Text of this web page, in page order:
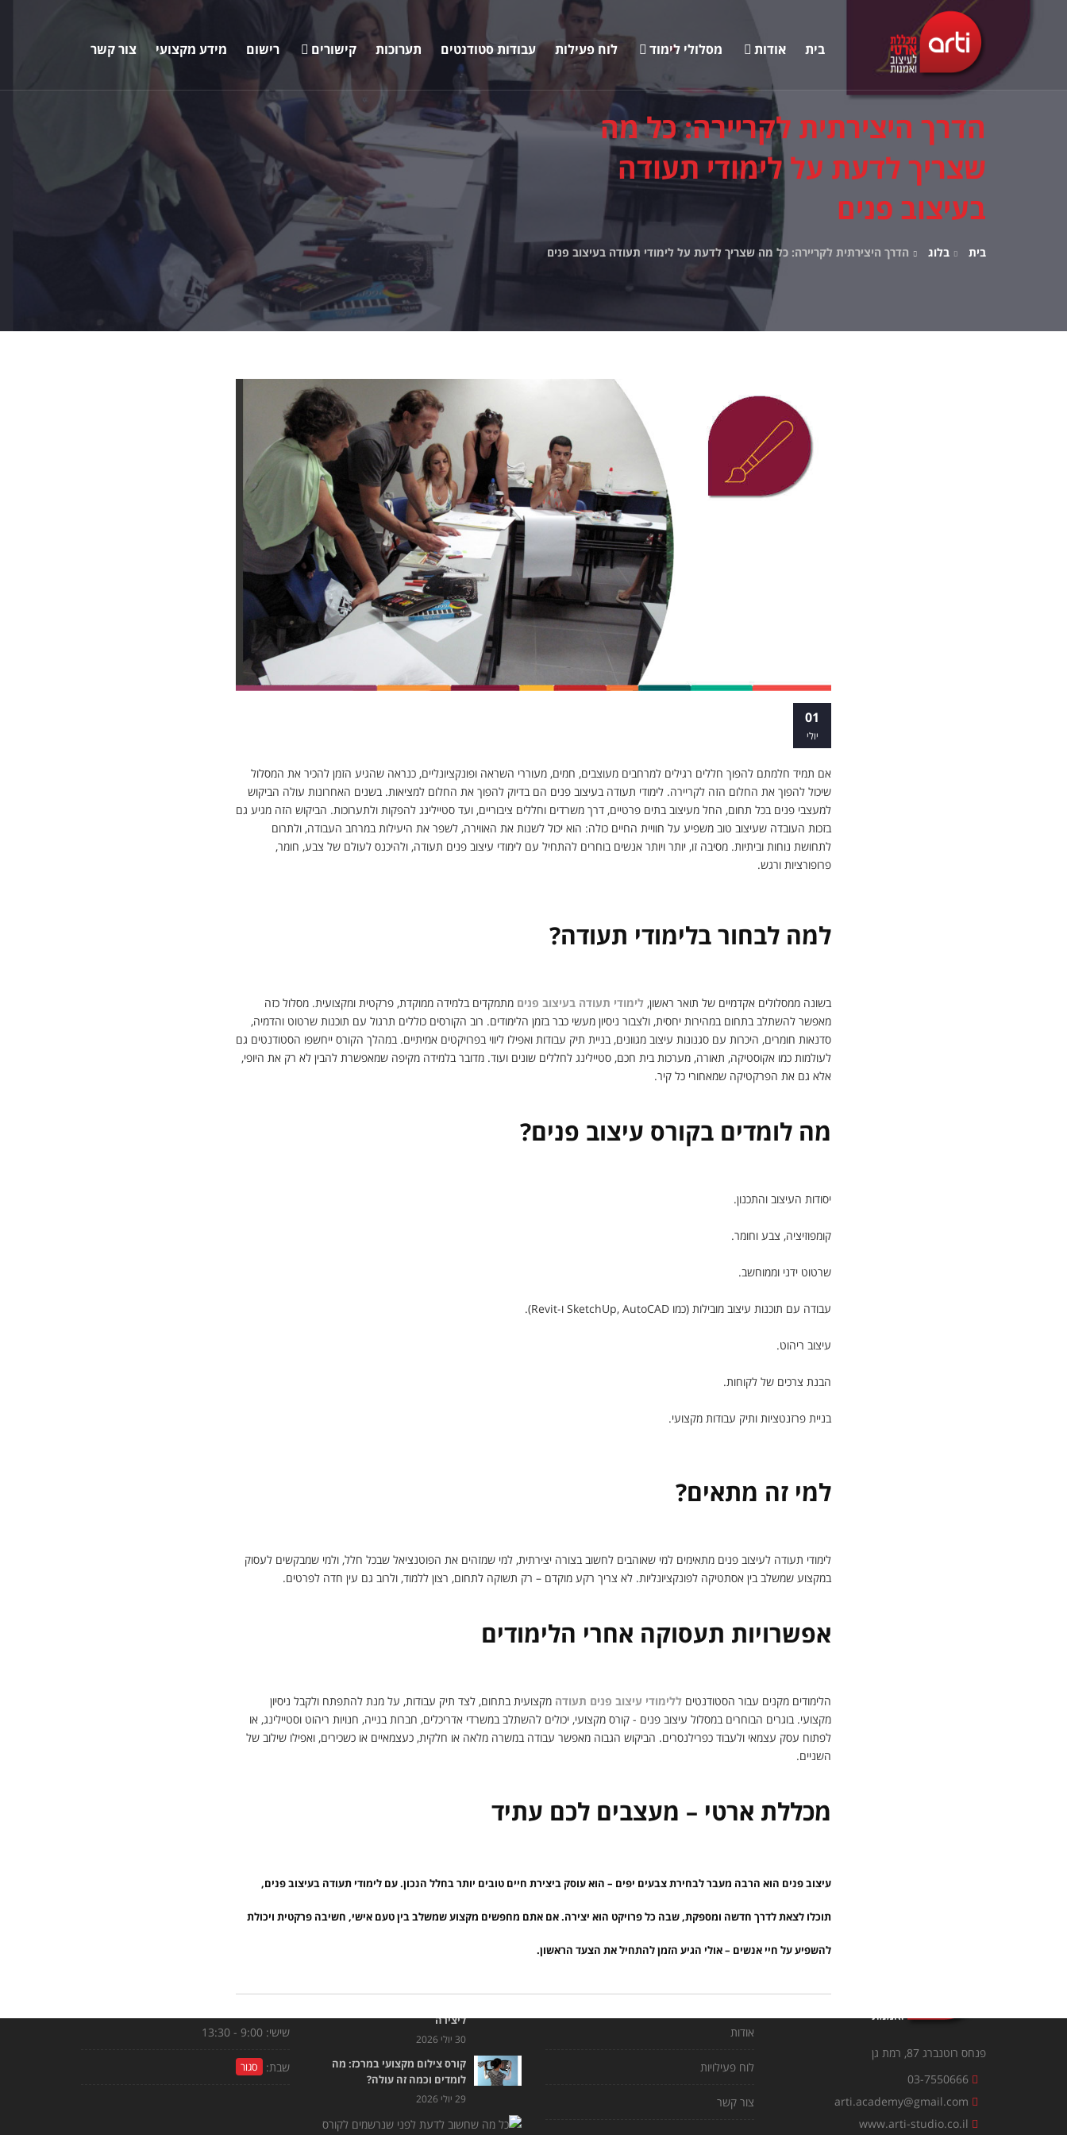
בית אודות מסלולי לימוד לוח פעילות עבודות סטודנטים תערוכות קישורים רישום מידע מקצועי צור קשר
הדרך היצירתית לקריירה: כל מה
שצריך לדעת על לימודי תעודה
בעיצוב פנים
בית בלוג הדרך היצירתית לקריירה: כל מה שצריך לדעת על לימודי תעודה בעיצוב פנים
01
יולי
אם תמיד חלמתם להפוך חללים רגילים למרחבים מעוצבים, חמים, מעוררי השראה ופונקציונליים, כנראה שהגיע הזמן להכיר את המסלול
שיכול להפוך את החלום הזה לקריירה. לימודי תעודה בעיצוב פנים הם בדיוק להפוך את החלום למציאות. בשנים האחרונות עולה הביקוש
למעצבי פנים בכל תחום, החל מעיצוב בתים פרטיים, דרך משרדים וחללים ציבוריים, ועד סטיילינג להפקות ולתערוכות. הביקוש הזה מגיע גם
בזכות העובדה שעיצוב טוב משפיע על חוויית החיים כולה: הוא יכול לשנות את האווירה, לשפר את היעילות במרחב העבודה, ולתרום
לתחושת נוחות וביתיות. מסיבה זו, יותר ויותר אנשים בוחרים להתחיל עם לימודי עיצוב פנים תעודה, ולהיכנס לעולם של צבע, חומר,
פרופורציות ורגש.
למה לבחור בלימודי תעודה?
בשונה ממסלולים אקדמיים של תואר ראשון, לימודי תעודה בעיצוב פנים מתמקדים בלמידה ממוקדת, פרקטית ומקצועית. מסלול כזה
מאפשר להשתלב בתחום במהירות יחסית, ולצבור ניסיון מעשי כבר בזמן הלימודים. רוב הקורסים כוללים תרגול עם תוכנות שרטוט והדמיה,
סדנאות חומרים, היכרות עם סגנונות עיצוב מגוונים, בניית תיק עבודות ואפילו ליווי בפרויקטים אמיתיים. במהלך הקורס ייחשפו הסטודנטים גם
לעולמות כמו אקוסטיקה, תאורה, מערכות בית חכם, סטיילינג לחללים שונים ועוד. מדובר בלמידה מקיפה שמאפשרת להבין לא רק את היופי,
אלא גם את הפרקטיקה שמאחורי כל קיר.
מה לומדים בקורס עיצוב פנים?
יסודות העיצוב והתכנון.
​קומפוזיציה, צבע וחומר.
שרטוט ידני וממוחשב.
עבודה עם תוכנות עיצוב מובילות (כמו SketchUp, AutoCAD ו-Revit).
עיצוב ריהוט.
הבנת צרכים של לקוחות.
בניית פרזנטציות ותיק עבודות מקצועי.
למי זה מתאים?
לימודי תעודה לעיצוב פנים מתאימים למי שאוהבים לחשוב בצורה יצירתית, למי שמזהים את הפוטנציאל שבכל חלל, ולמי שמבקשים לעסוק
במקצוע שמשלב בין אסתטיקה לפונקציונליות. לא צריך רקע מוקדם – רק תשוקה לתחום, רצון ללמוד, ולרוב גם עין חדה לפרטים.
אפשרויות תעסוקה אחרי הלימודים
הלימודים מקנים עבור הסטודנטים ללימודי עיצוב פנים תעודה מקצועית בתחום, לצד תיק עבודות, על מנת להתפתח ולקבל ניסיון
מקצועי. בוגרים הבוחרים במסלול עיצוב פנים - קורס מקצועי, יכולים להשתלב במשרדי אדריכלים, חברות בנייה, חנויות ריהוט וסטיילינג, או
לפתוח עסק עצמאי ולעבוד כפרילנסרים. הביקוש הגבוה מאפשר עבודה במשרה מלאה או חלקית, כעצמאיים או כשכירים, ואפילו שילוב של
השניים.
מכללת ארטי – מעצבים לכם עתיד
עיצוב פנים הוא הרבה מעבר לבחירת צבעים יפים – הוא עוסק ביצירת חיים טובים יותר בחלל הנכון. עם לימודי תעודה בעיצוב פנים,
תוכלו לצאת לדרך חדשה ומספקת, שבה כל פרויקט הוא יצירה. אם אתם מחפשים מקצוע שמשלב בין טעם אישי, חשיבה פרקטית ויכולת
להשפיע על חיי אנשים – אולי הגיע הזמן להתחיל את הצעד הראשון.
פנחס רוטנברג 87, רמת גן
03-7550666
arti.academy@gmail.com
www.arti-studio.co.il
קישורים שימושיים
עמוד הבית
אודות
לוח פעילויות
צור קשר
ליצירה
30 יולי 2026
קורס צילום מקצועי במרכז: מה
לומדים וכמה זה עולה?
29 יולי 2026
ראשון - חמישי:
שישי:9:00 - 13:30
שבת: סגור